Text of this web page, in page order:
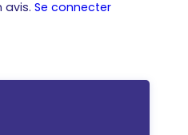
avis. Se connecter